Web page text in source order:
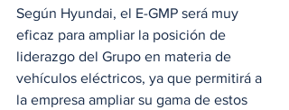
Según Hyundai, el E-GMP será muy
eficaz para ampliar la posición de
liderazgo del Grupo en materia de
vehículos eléctricos, ya que permitirá a
la empresa ampliar su gama de estos